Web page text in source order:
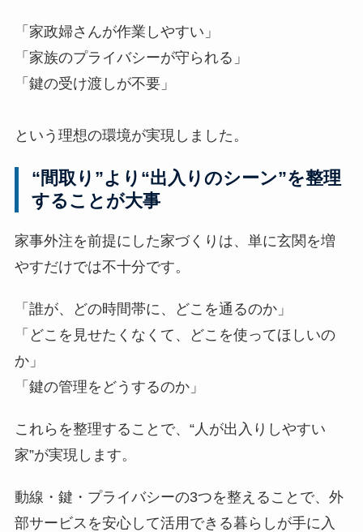
「家政婦さんが作業しやすい」
「家族のプライバシーが守られる」
「鍵の受け渡しが不要」
という理想の環境が実現しました。
“間取り”より“出入りのシーン”を整理
することが大事
家事外注を前提にした家づくりは、単に玄関を増
やすだけでは不十分です。
「誰が、どの時間帯に、どこを通るのか」
「どこを見せたくなくて、どこを使ってほしいの
か」
「鍵の管理をどうするのか」
これらを整理することで、“人が出入りしやすい
家”が実現します。
動線・鍵・プライバシーの3つを整えることで、外
部サービスを安心して活用できる暮らしが手に入